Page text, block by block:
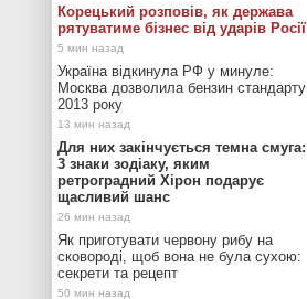
Корецький розповів, як держава
рятуватиме бізнес від ударів Росії
Україна відкинула РФ у минуле:
Москва дозволила бензин стандарту
2013 року
Для них закінчується темна смуга:
3 знаки зодіаку, яким
ретроградний Хірон подарує
щасливий шанс
Як приготувати червону рибу на
сковороді, щоб вона не була сухою:
секрети та рецепт